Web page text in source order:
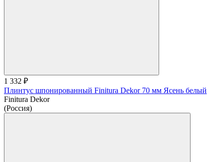
1 332 ₽
Плинтус шпонированный Finitura Dekor 70 мм Ясень белый
Finitura Dekor
(Россия)